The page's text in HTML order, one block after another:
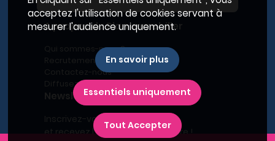
A propos du Plan Immobilier
Qui sommes-nous ?
Recrutement
Contactez-nous
Diffusez votre programme
Newsletter
Inscrivez-vous à la newsletter,
et recevez l'actualité immobilière !
acceptez l'utilisation de cookies servant à
mesurer l'audience uniquement.
En savoir plus
Essentiels uniquement
Tout Accepter